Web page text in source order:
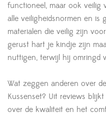
functioneel, maar ook veilig
alle veiligheidsnormen en is
materialen die veilig zijn
gerust hart je kindje zijn
nuttigen, terwijl hij omringd
Wat zeggen anderen over
Kussenset? Uit reviews
over de kwaliteit en het